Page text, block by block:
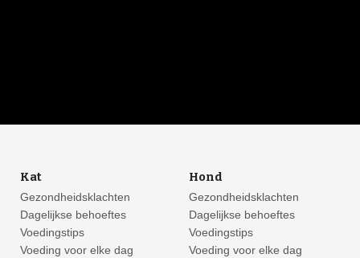
Kat
Gezondheidsklachten
Dagelijkse behoeftes
Voedingstips
Voeding voor elke dag
Hond
Gezondheidsklachten
Dagelijkse behoeftes
Voedingstips
Voeding voor elke dag